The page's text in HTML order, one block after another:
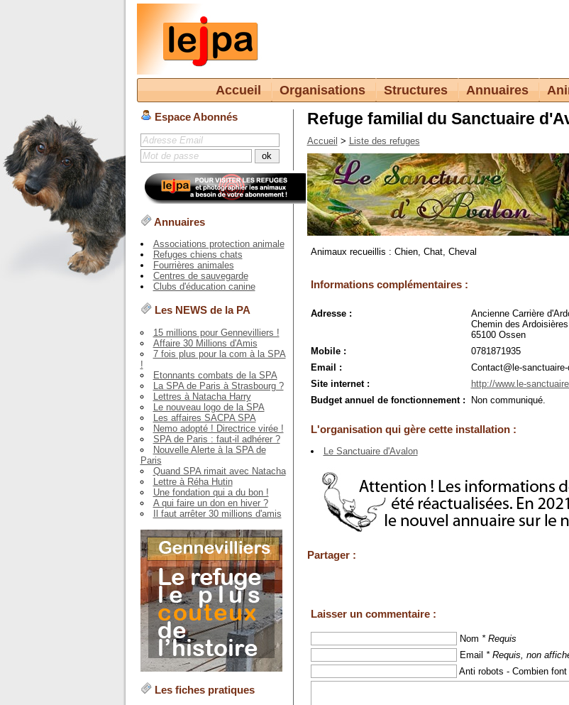
Accueil Organisations Structures Annuaires
Espace Abonnés
Annuaires
Associations protection animale
Refuges chiens chats
Fourrières animales
Centres de sauvegarde
Clubs d'éducation canine
Les NEWS de la PA
15 millions pour Gennevilliers !
Affaire 30 Millions d'Amis
7 fois plus pour la com à la SPA
!
Etonnants combats de la SPA
La SPA de Paris à Strasbourg ?
Lettres à Natacha Harry
Le nouveau logo de la SPA
Les affaires SACPA SPA
Nemo adopté ! Directrice virée !
SPA de Paris : faut-il adhérer ?
Nouvelle Alerte à la SPA de
Paris
Quand SPA rimait avec Natacha
Lettre à Réha Hutin
Une fondation qui a du bon !
A qui faire un don en hiver ?
Il faut arrêter 30 millions d'amis
Les fiches pratiques
Refuge familial du Sanctuaire
Accueil > Liste des refuges
Animaux recueillis : Chien, Chat, Cheval
Informations complémentaires :
Adresse :
Ancienne Carrière
Chemin des
65100 Ossen
Mobile :
0781871935
Email :
Contact@le-
Site internet :
http://www.le-
Budget annuel de fonctionnement :
Non communiqué.
L'organisation qui gère cette installation :
Le Sanctuaire d'Avalon
Partager :
Laisser un commentaire :
Nom * Requis
Email * Requis, non
Anti robots - Combien font